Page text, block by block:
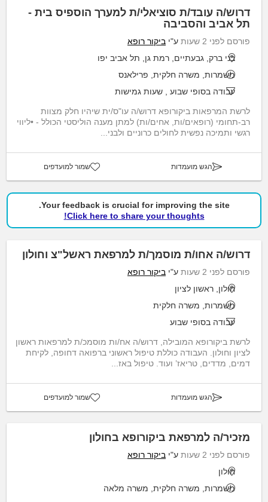
דרוש/ה עובד/ת סוציאלי/ת למערך הוספיס בית -
תל אביב והסביבה
פורסם לפני 2 שעות ע"י ביקור רופא
בני ברק, גבעתיים, רמת גן, תל אביב יפו
משמרות, משרה חלקית, פרילאנס
עבודה בסופי שבוע
שעות גמישות
לרשת המרפאות ביקורופא דרוש/ה עו"ס/ית שיהיו חלק מצוות
רב-תחומי (רופאים/ות, אחים/ות) למתן מענה הוליסטי הכולל - •ליווי
רגשי ותמיכה נפשית לחולים כרוניים ולבני...
הגש מועמדות שמור למועדפים
Your feedback is crucial for improving the site.
Click here to share your thoughts!
דרוש/ה אחו/ת מוסמך/ת למרפאת ראשל"צ וחולון
פורסם לפני 2 שעות ע"י ביקור רופא
חולון, ראשון לציון
משמרות, משרה חלקית
עבודה בסופי שבוע
לרשת ביקורופא המובילה, דרוש/ה אח/ות מוסמכ/ת למרפאות ראשון
לציון וחולון. העבודה כוללת טיפול ראשוני ברפואה דחופה, לקיחת
דמים, מדדים, טריאז’ ועוד. טיפול באז...
הגש מועמדות שמור למועדפים
מזכיר/ה למרפאת ביקורופא בחולון
פורסם לפני 2 שעות ע"י ביקור רופא
חולון
משמרות, משרה חלקית, משרה מלאה